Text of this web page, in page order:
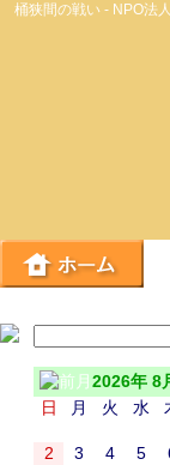
桶狭間の戦い - NPO法
2026年 8
日
月 火 水
2
3 4 5